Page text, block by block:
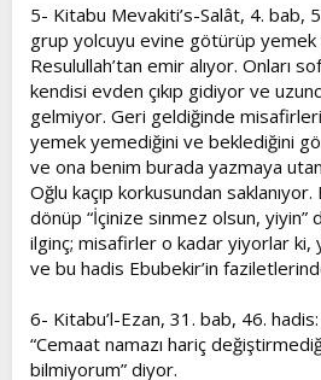
5- Kitabu Mevakiti’s-Salât, 4. bab,
grup yolcuyu evine götürüp
Resulullah’tan emir alıyor. Onları
kendisi evden çıkıp gidiyor ve
gelmiyor. Geri geldiğinde
yemek yemediğini ve beklediğini
ve ona benim burada yazmaya
Oğlu kaçıp korkusundan
dönüp “İçinize sinmez olsun, yiyin”
ilginç; misafirler o kadar yiyorlar ki,
ve bu hadis Ebubekir’in
6- Kitabu’l-Ezan, 31. bab, 46.
“Cemaat namazı hariç
bilmiyorum” diyor.